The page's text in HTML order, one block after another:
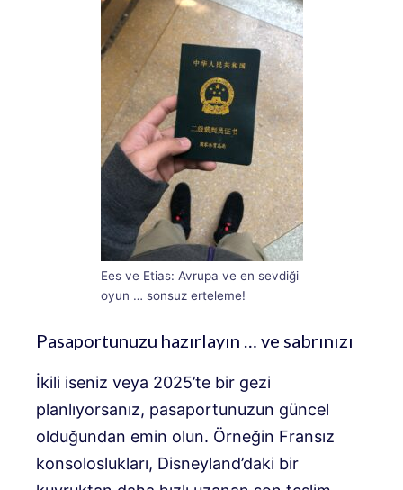
Ees ve Etias: Avrupa ve en sevdiği
oyun … sonsuz erteleme!
Pasaportunuzu hazırlayın … ve sabrınızı
İkili iseniz veya 2025’te bir gezi
planlıyorsanız, pasaportunuzun güncel
olduğundan emin olun. Örneğin Fransız
konsoloslukları, Disneyland’daki bir